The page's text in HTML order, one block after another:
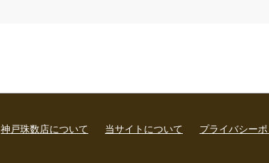
神戸珠数店について 当サイトについて プライバシー